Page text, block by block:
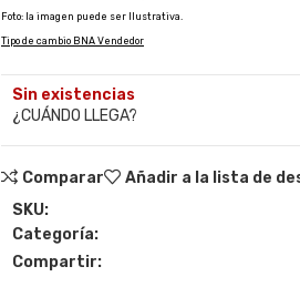
Foto: la imagen puede ser Ilustrativa.
Tipo de cambio BNA Vendedor
Sin existencias
¿CUÁNDO LLEGA?
Comparar
Añadir a la lista de
SKU:
Categoría:
Compartir: